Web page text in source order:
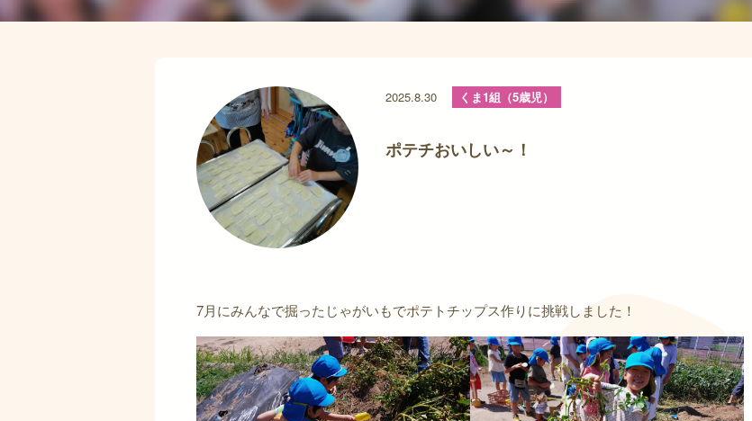
2025.8.30 くま1組（5歳児）
ポテチおいしい～！
7月にみんなで掘ったじゃがいもでポテトチップス作りに挑戦しました！